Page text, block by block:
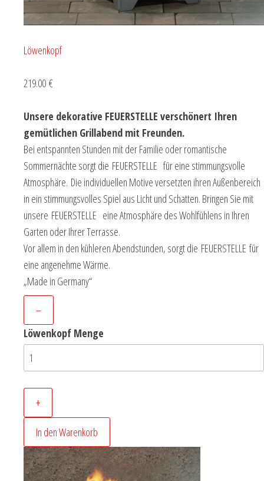
Löwenkopf
219.00 €
Unsere dekorative FEUERSTELLE verschönert Ihren
gemütlichen Grillabend mit Freunden.
Bei entspannten Stunden mit der Familie oder romantische
Sommernächte sorgt die FEUERSTELLE für eine stimmungsvolle
Atmosphäre. Die individuellen Motive versetzten ihren Außenbereich
in ein stimmungsvolles Spiel aus Licht und Schatten. Bringen Sie mit
unsere FEUERSTELLE eine Atmosphäre des Wohlfühlens in Ihren
Garten oder Ihrer Terrasse.
Vor allem in den kühleren Abendstunden, sorgt die FEUERSTELLE für
eine angenehme Wärme.
„Made in Germany“
–
Löwenkopf Menge
+
In den Warenkorb